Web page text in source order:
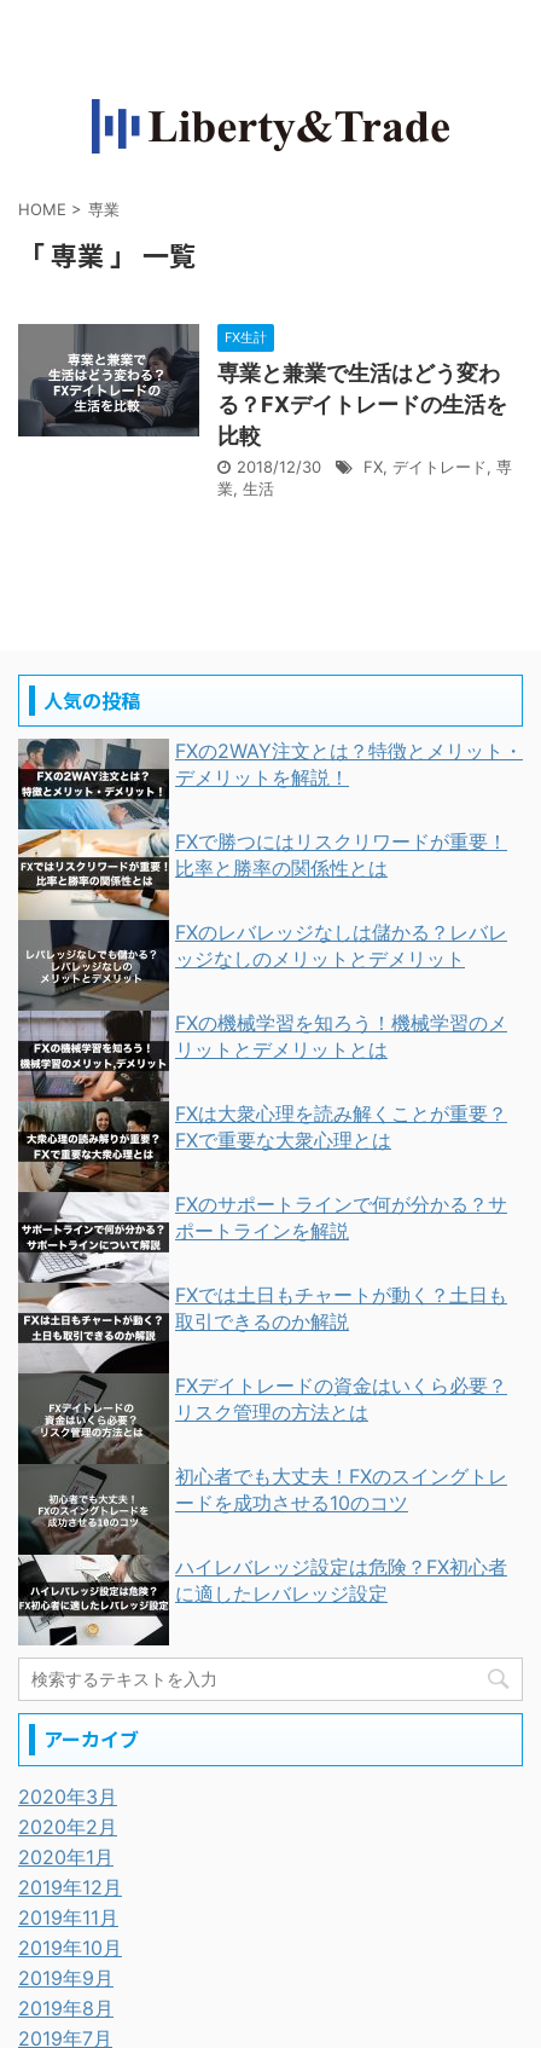
HOME > 専業
「 専業 」 一覧
FX生計
専業と兼業で生活はどう変わ
る？FXデイトレードの生活を
比較
2018/12/30 FX, デイトレード, 専
業, 生活
人気の投稿
FXの2WAY注文とは？特徴とメリット・
デメリットを解説！
FXで勝つにはリスクリワードが重要！
比率と勝率の関係性とは
FXのレバレッジなしは儲かる？レバレ
ッジなしのメリットとデメリット
FXの機械学習を知ろう！機械学習のメ
リットとデメリットとは
FXは大衆心理を読み解くことが重要？
FXで重要な大衆心理とは
FXのサポートラインで何が分かる？サ
ポートラインを解説
FXでは土日もチャートが動く？土日も
取引できるのか解説
FXデイトレードの資金はいくら必要？
リスク管理の方法とは
初心者でも大丈夫！FXのスイングトレ
ードを成功させる10のコツ
ハイレバレッジ設定は危険？FX初心者
に適したレバレッジ設定
アーカイブ
2020年3月
2020年2月
2020年1月
2019年12月
2019年11月
2019年10月
2019年9月
2019年8月
2019年7月